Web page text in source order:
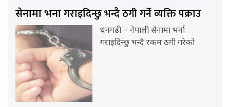
सेनामा भर्नागराइदिन्छु भन्दै ठगी गर्ने व्यक्ति पक्राउ
धनगढी – नेपाली सेनामा भर्ना
गराइदिन्छु भन्दै रकम ठगी गरेको